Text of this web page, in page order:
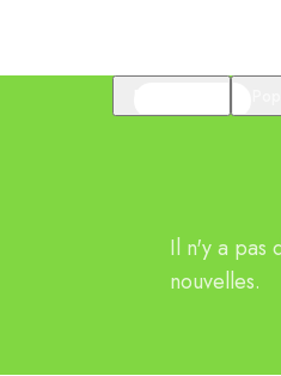
Il n'y a pas
nouvelles.